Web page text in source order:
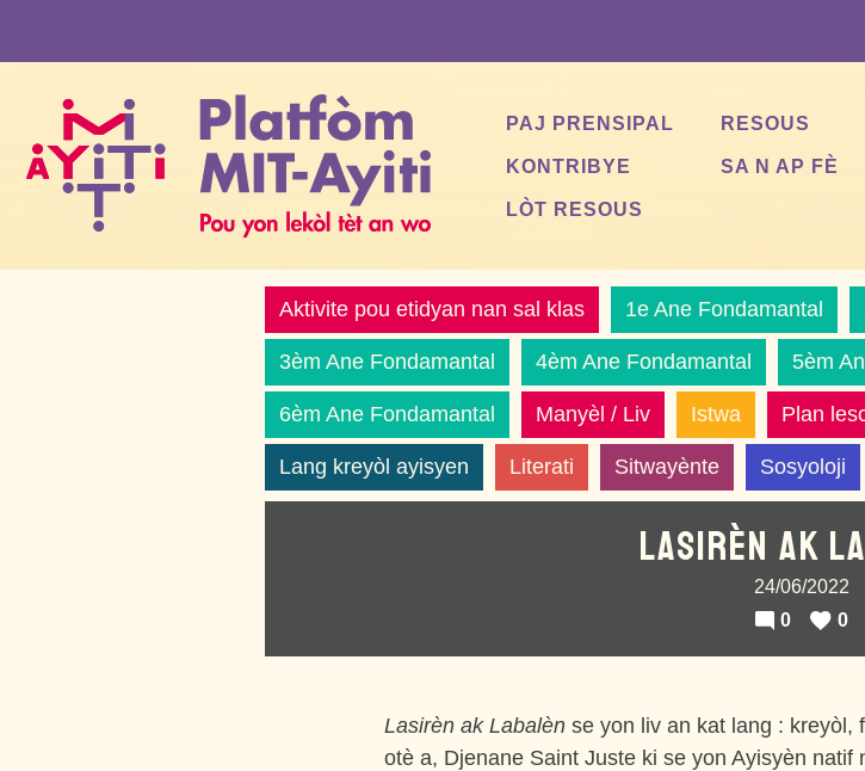
PAJ PRENSIPAL RESOUS
KONTRIBYE
SA N AP FÈ
LÒT RESOUS
Aktivite pou etidyan nan sal klas 1e Ane Fondamantal
3èm Ane Fondamantal 4èm Ane Fondamantal 5èm
6èm Ane Fondamantal Manyèl / Liv Istwa Plan
Lang kreyòl ayisyen Literati Sitwayènte Sosyoloji
LASIRÈN AK
24/06/2022
0 0
Lasirèn ak Labalèn se yon liv an kat lang : kreyòl,
otè a, Djenane Saint Juste ki se yon Ayisyèn natif